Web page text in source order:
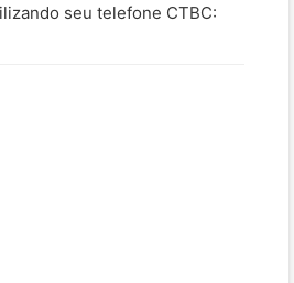
seu telefone CTBC: